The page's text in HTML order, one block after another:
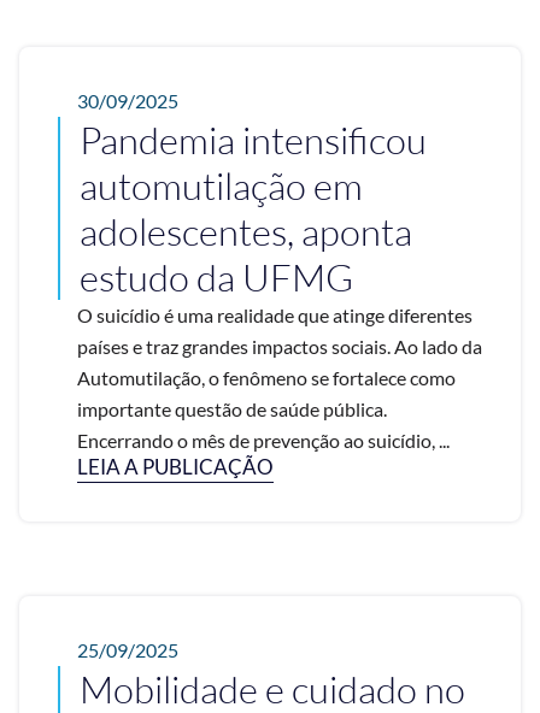
30/09/2025
Pandemia intensificou
automutilação em
adolescentes, aponta
estudo da UFMG
O suicídio é uma realidade que atinge diferentes
países e traz grandes impactos sociais. Ao lado da
Automutilação, o fenômeno se fortalece como
importante questão de saúde pública.
Encerrando o mês de prevenção ao suicídio, ...
LEIA A PUBLICAÇÃO
25/09/2025
Mobilidade e cuidado no